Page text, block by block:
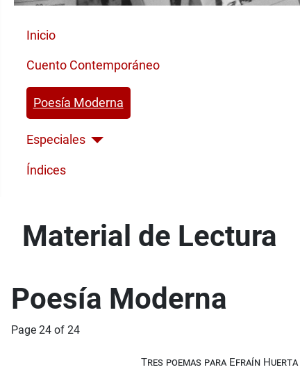
Inicio
Cuento Contemporáneo
Poesía Moderna
Especiales
Índices
Material de Lectura
Poesía Moderna
Page 24 of 24
Tres poemas para Efraín Huerta